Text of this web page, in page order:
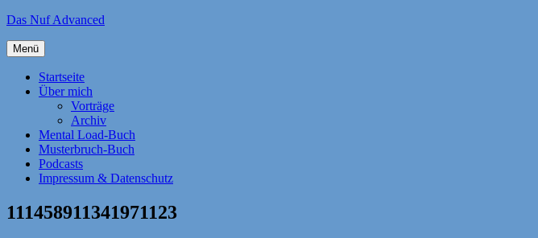
Zum
springen
Das Nuf Advanced
Menü
Startseite
Über mich
Vorträge
Archiv
Mental Load-Buch
Musterbruch-Buch
Podcasts
Impressum & Datenschutz
111458911341971123